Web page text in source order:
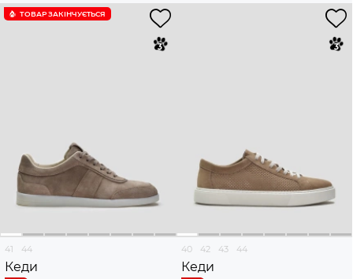
ТОВАР ЗАКІНЧУЄTЬСЯ
41 44
Кеди
40 42 43 44
Кеди